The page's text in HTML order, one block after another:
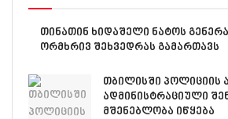
თინათინ ხიდაშელი ნატოს
ორმხრივ შეხვედრას გამართავს
თბილისში პოლიციის
ადმინისტრაციული
მშენებლობა იწყება